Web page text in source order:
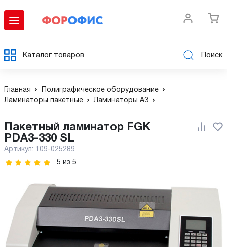
Каталог товаров Поиск
Главная
Полиграфическое оборудование
Ламинаторы пакетные
Ламинаторы А3
PDA3-330 SL
Артикул: 109-025289
5 из 5